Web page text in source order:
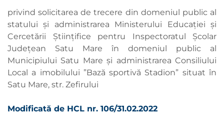
privind solicitarea de trecere din domeniul public al
statului și administrarea Ministerului Educației și
Cercetării Științifice pentru Inspectoratul Școlar
Județean Satu Mare în domeniul public al
Municipiului Satu Mare și administrarea Consiliului
Local a imobilului ”Bază sportivă Stadion” situat în
Satu Mare, str. Zefirului
Modificată de HCL nr. 106/31.02.2022